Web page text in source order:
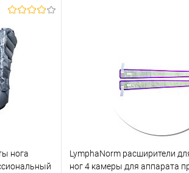
нога
LymphaNorm расширители
ног 4 камеры для аппарата